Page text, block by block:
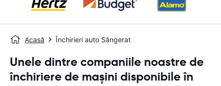
Acasă Închirieri auto Sângerat
Unele dintre companiile noastre de
închiriere de mașini disponibile în